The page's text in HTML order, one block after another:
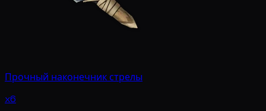
Прочный наконечник стрелы
x6